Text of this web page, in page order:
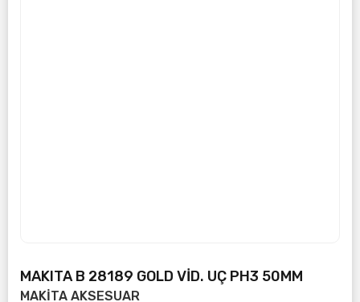
MAKITA B 28189 GOLD VİD. UÇ PH3 50MM
MAKİTA AKSESUAR